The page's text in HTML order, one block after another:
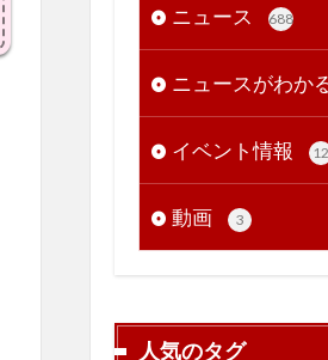
ニュース 688
ニュースがわか
イベント情報 12
動画 3
人気のタグ